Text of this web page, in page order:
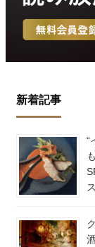
新着記事
“